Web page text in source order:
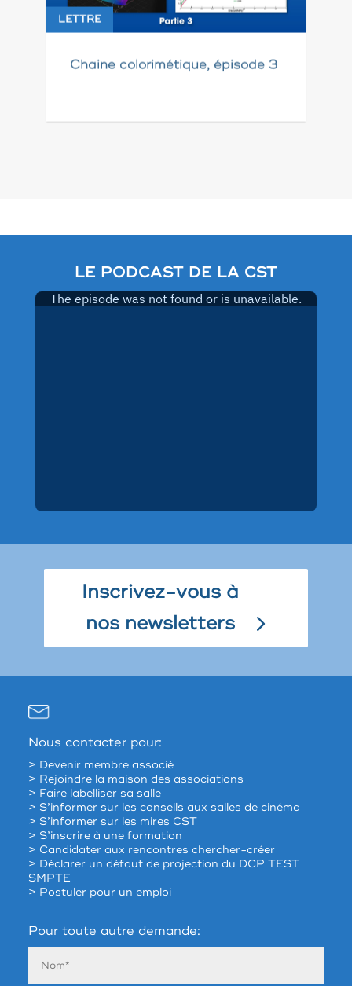
LETTRE
Chaine colorimétique, épisode 3
LE PODCAST DE LA CST
Inscrivez-vous à
nos newsletters
Nous contacter pour:
> Devenir membre associé
> Rejoindre la maison des associations
> Faire labelliser sa salle
> S’informer sur les conseils aux salles de cinéma
> S’informer sur les mires CST
> S’inscrire à une formation
> Candidater aux rencontres chercher-créer
> Déclarer un défaut de projection du DCP TEST
SMPTE
> Postuler pour un emploi
Pour toute autre demande: